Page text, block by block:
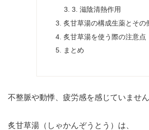
3. 滋陰清熱作用
炙甘草湯の構成生薬とその
炙甘草湯を使う際の注意点
まとめ
不整脈や動悸、疲労感を感じていませ
炙甘草湯（しゃかんぞうとう）は、